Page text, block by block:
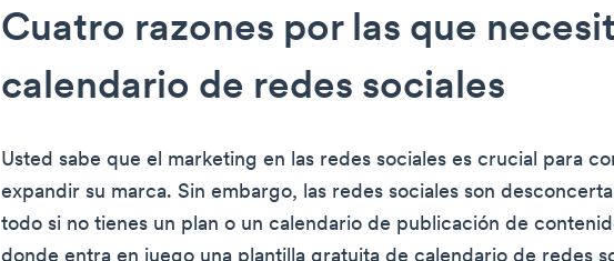
Cuatro razones por las que
calendario de redes sociales
Usted sabe que el marketing en las redes sociales es crucial para
expandir su marca. Sin embargo, las redes sociales son
todo si no tienes un plan o un calendario de publicación de